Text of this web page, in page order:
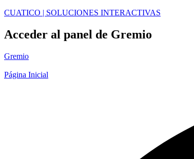
CUATICO | SOLUCIONES INTERACTIVAS
Acceder al panel de Gremio
Gremio
Página Inicial